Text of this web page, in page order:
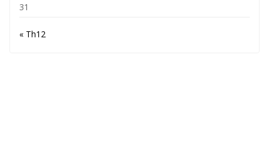
31
« Th12